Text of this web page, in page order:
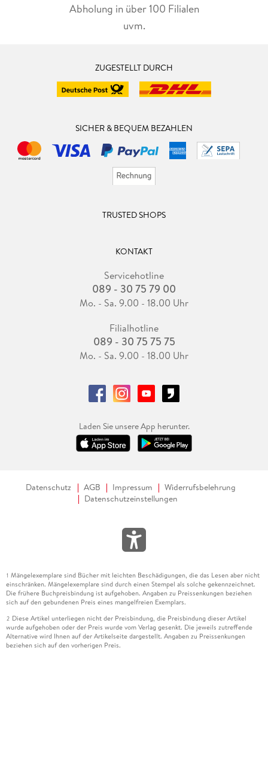
Abholung in über 100 Filialen
uvm.
ZUGESTELLT DURCH
SICHER & BEQUEM BEZAHLEN
TRUSTED SHOPS
KONTAKT
Servicehotline
089 - 30 75 79 00
Mo. - Sa. 9.00 - 18.00 Uhr
Filialhotline
089 - 30 75 75 75
Mo. - Sa. 9.00 - 18.00 Uhr
Laden Sie unsere App herunter.
Datenschutz AGB Impressum
Widerrufsbelehrung
Datenschutzeinstellungen
1 Mängelexemplare sind Bücher mit leichten Beschädigungen, die das Lesen aber nicht
einschränken. Mängelexemplare sind durch einen Stempel als solche gekennzeichnet.
Die frühere Buchpreisbindung ist aufgehoben. Angaben zu Preissenkungen beziehen
sich auf den gebundenen Preis eines mangelfreien Exemplars.
2 Diese Artikel unterliegen nicht der Preisbindung, die Preisbindung dieser Artikel
wurde aufgehoben oder der Preis wurde vom Verlag gesenkt. Die jeweils zutreffende
Alternative wird Ihnen auf der Artikelseite dargestellt. Angaben zu Preissenkungen
beziehen sich auf den vorherigen Preis.